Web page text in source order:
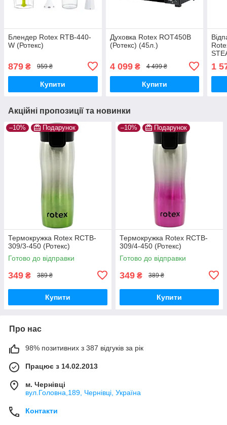
Блендер Rotex RTB-440-
W (Ротекс)
879 ₴ 959 ₴
Купити
Духовка Rotex ROT450B
(Ротекс) (45л.)
4 099₴ 4 499 ₴
Купити
1
Акційні пропозиції та новинки
–10% Подарунок
Термокружка Rotex RCTB-
309/3-450 (Ротекс)
Готово до відправки
349 ₴ 389 ₴
Купити
–10% Подарунок
Термокружка Rotex RCTB-
309/4-450 (Ротекс)
Готово до відправки
349 ₴ 389 ₴
Купити
Про нас
98% позитивних з 387 відгуків за рік
Працює з 14.02.2013
м. Чернівці
вул.Головна,189, Чернівці, Україна
Контакти